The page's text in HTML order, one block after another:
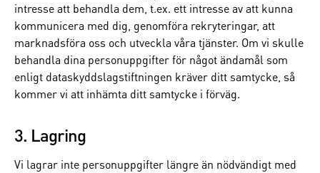
intresse att behandla dem, t.ex. ett intresse av att kunna
kommunicera med dig, genomföra rekryteringar, att
marknadsföra oss och utveckla våra tjänster. Om vi skulle
behandla dina personuppgifter för något ändamål som
enligt dataskyddslagstiftningen kräver ditt samtycke, så
kommer vi att inhämta ditt samtycke i förväg.
3. Lagring
Vi lagrar inte personuppgifter längre än nödvändigt med